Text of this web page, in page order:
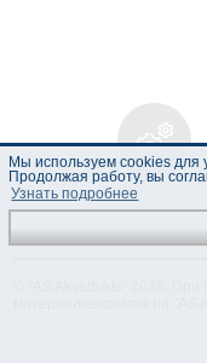
Техническая
спецификация
Мы используем cookies для
Продолжая работу, вы
Узнать подробнее